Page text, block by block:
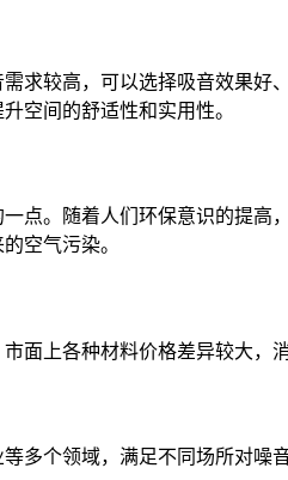
求较高，可以选择吸音效果
空间的舒适性和实用性。
点。随着人们环保意识的提
空气污染。
面上各种材料价格差异较大，
多个领域，满足不同场所对噪